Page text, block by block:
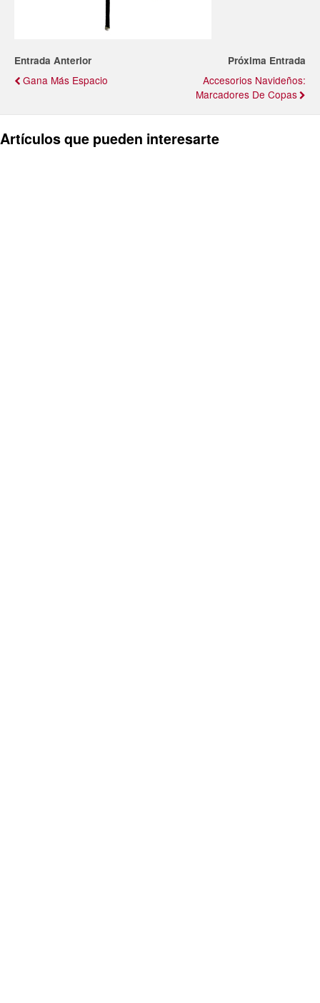
Entrada Anterior
Gana Más Espacio
Próxima Entrada
Accesorios Navideños:
Marcadores De Copas
Artículos que pueden interesarte